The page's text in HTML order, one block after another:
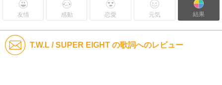
友情 感動 恋愛 元気 結果
T.W.L / SUPER EIGHT の歌詞へのレビュー